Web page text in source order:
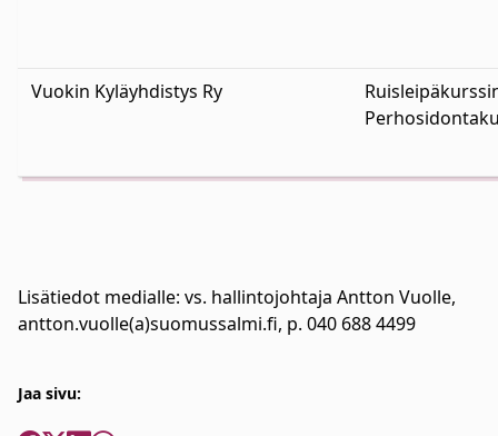
Vuokin Kyläyhdistys Ry
Lisätiedot medialle: vs. hallintojohtaja Antton Vuolle,
antton.vuolle(a)suomussalmi.fi, p. 040 688 4499
Jaa sivu: